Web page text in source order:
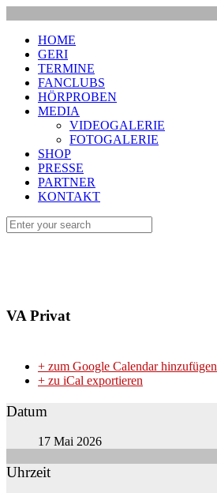
HOME
GERI
TERMINE
FANCLUBS
HÖRPROBEN
MEDIA
VIDEOGALERIE
FOTOGALERIE
SHOP
PRESSE
PARTNER
KONTAKT
VA Privat
+ zum Google Calendar hinzufügen
+ zu iCal exportieren
Datum
17 Mai 2026
Uhrzeit